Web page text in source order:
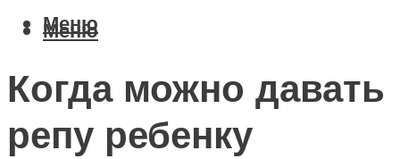
Меню
Меню
Когда можно давать
репу ребенку